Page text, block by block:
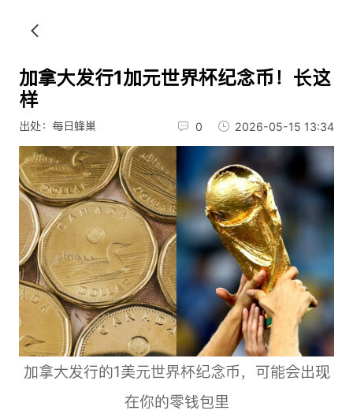
加拿大发行1加元世界杯纪念币！长这
样
出处：每日蜂巢 0 2026-05-15 13:34
加拿大发行的1美元世界杯纪念币，可能会出现
在你的零钱包里